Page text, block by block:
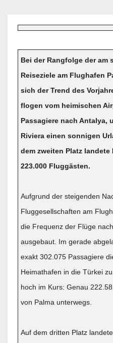
Bei der Rangfolge der am
Reiseziele am Flughafen
sich der Trend des
flogen vom heimischen
Passagiere nach Antalya,
Riviera einen sonnigen
dem zweiten Platz
223.000 Fluggästen.
Aufgrund der steigenden
Fluggesellschaften am
die Frequenz der Flüge
ausgebaut. Im gerade
exakt 302.075 Passagiere
Heimathafen in die Türkei
hoch im Kurs: Genau
von Palma unterwegs.
Auf dem dritten Platz